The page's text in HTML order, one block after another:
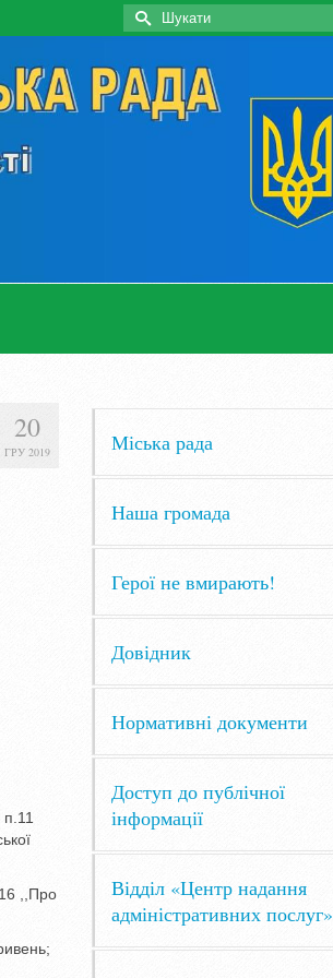
Search
for:
20
ГРУ 2019
,,Про
Міська рада
Наша громада
Герої не вмирають!
Довідник
Нормативні документи
Доступ до публічної
інформації
Відділ «Центр надання
адміністративних послуг»